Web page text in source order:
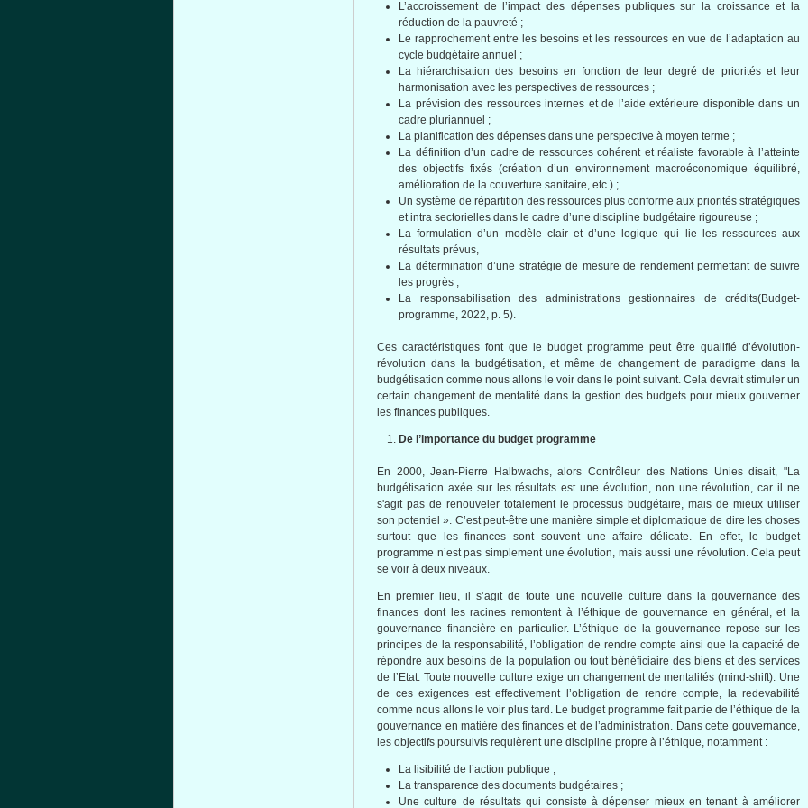
L’accroissement de l’impact des dépenses publiques sur la croissance et la
réduction de la pauvreté ;
Le rapprochement entre les besoins et les ressources en vue de l’adaptation au
cycle budgétaire annuel ;
La hiérarchisation des besoins en fonction de leur degré de priorités et leur
harmonisation avec les perspectives de ressources ;
La prévision des ressources internes et de l’aide extérieure disponible dans un
cadre pluriannuel ;
La planification des dépenses dans une perspective à moyen terme ;
La définition d’un cadre de ressources cohérent et réaliste favorable à l’atteinte
des objectifs fixés (création d’un environnement macroéconomique équilibré,
amélioration de la couverture sanitaire, etc.) ;
Un système de répartition des ressources plus conforme aux priorités stratégiques
et intra sectorielles dans le cadre d’une discipline budgétaire rigoureuse ;
La formulation d’un modèle clair et d’une logique qui lie les ressources aux
résultats prévus,
La détermination d’une stratégie de mesure de rendement permettant de suivre
les progrès ;
La responsabilisation des administrations gestionnaires de crédits(Budget-
programme, 2022, p. 5).
Ces caractéristiques font que le budget programme peut être qualifié d’évolution-
révolution dans la budgétisation, et même de changement de paradigme dans la
budgétisation comme nous allons le voir dans le point suivant. Cela devrait stimuler un
certain changement de mentalité dans la gestion des budgets pour mieux gouverner
les finances publiques.
De l’importance du budget programme
En 2000, Jean-Pierre Halbwachs, alors Contrôleur des Nations Unies disait, "La
budgétisation axée sur les résultats est une évolution, non une révolution, car il ne
s'agit pas de renouveler totalement le processus budgétaire, mais de mieux utiliser
son potentiel ». C’est peut-être une manière simple et diplomatique de dire les choses
surtout que les finances sont souvent une affaire délicate. En effet, le budget
programme n’est pas simplement une évolution, mais aussi une révolution. Cela peut
se voir à deux niveaux.
En premier lieu, il s’agit de toute une nouvelle culture dans la gouvernance des
finances dont les racines remontent à l’éthique de gouvernance en général, et la
gouvernance financière en particulier. L’éthique de la gouvernance repose sur les
principes de la responsabilité, l’obligation de rendre compte ainsi que la capacité de
répondre aux besoins de la population ou tout bénéficiaire des biens et des services
de l’Etat. Toute nouvelle culture exige un changement de mentalités (mind-shift). Une
de ces exigences est effectivement l’obligation de rendre compte, la redevabilité
comme nous allons le voir plus tard. Le budget programme fait partie de l’éthique de la
gouvernance en matière des finances et de l’administration. Dans cette gouvernance,
les objectifs poursuivis requièrent une discipline propre à l’éthique, notamment :
La lisibilité de l’action publique ;
La transparence des documents budgétaires ;
Une culture de résultats qui consiste à dépenser mieux en tenant à améliorer